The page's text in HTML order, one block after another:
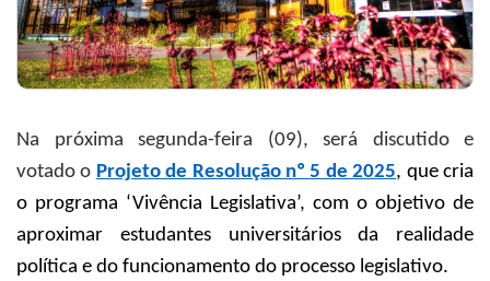
Na próxima segunda-feira (09), será discutido e
votado o Projeto de Resolução nº 5 de 2025, que cria
o programa ‘Vivência Legislativa’, com o objetivo de
aproximar estudantes universitários da realidade
política e do funcionamento do processo legislativo.